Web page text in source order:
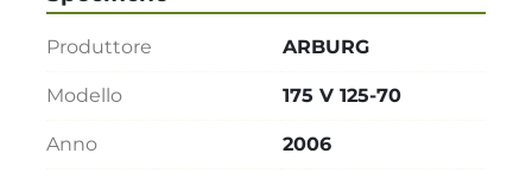
Produttore ARBURG
Modello 175 V 125-70
Anno 2006